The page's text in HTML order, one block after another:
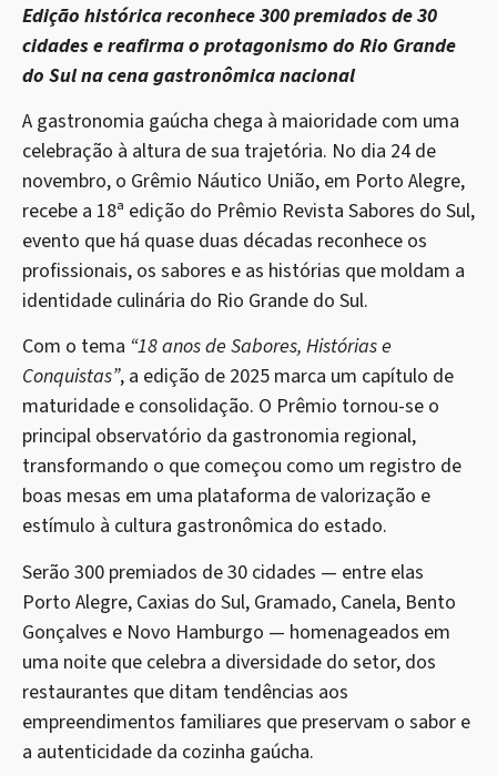
Edição histórica reconhece 300 premiados de 30
cidades e reafirma o protagonismo do Rio Grande
do Sul na cena gastronômica nacional
A gastronomia gaúcha chega à maioridade com uma
celebração à altura de sua trajetória. No dia 24 de
novembro, o Grêmio Náutico União, em Porto Alegre,
recebe a 18ª edição do Prêmio Revista Sabores do Sul,
evento que há quase duas décadas reconhece os
profissionais, os sabores e as histórias que moldam a
identidade culinária do Rio Grande do Sul.
Com o tema “18 anos de Sabores, Histórias e
Conquistas”, a edição de 2025 marca um capítulo de
maturidade e consolidação. O Prêmio tornou-se o
principal observatório da gastronomia regional,
transformando o que começou como um registro de
boas mesas em uma plataforma de valorização e
estímulo à cultura gastronômica do estado.
Serão 300 premiados de 30 cidades — entre elas
Porto Alegre, Caxias do Sul, Gramado, Canela, Bento
Gonçalves e Novo Hamburgo — homenageados em
uma noite que celebra a diversidade do setor, dos
restaurantes que ditam tendências aos
empreendimentos familiares que preservam o sabor e
a autenticidade da cozinha gaúcha.